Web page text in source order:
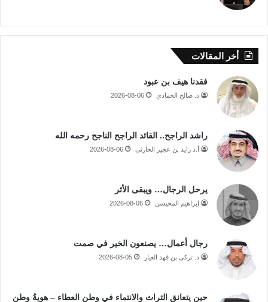
أخر المقالات
فقدنا هيف بن عبود
د. صالح الحمادي 2026-08-06
راشد الراجح.. القائد الراجح الناجح رحمه الله
أ.د زايد بن عجير الحارثي 2026-08-06
يرحل الرجال… ويبقى الأثر
إبراهيم المحيسن 2026-08-06
رجال أعمال… يصنعون الخير في صمت
د. تركي بن فهد العيار 2026-08-05
حين يتعانق التراث والانتماء في وطن العطاء – هويةُ وطن